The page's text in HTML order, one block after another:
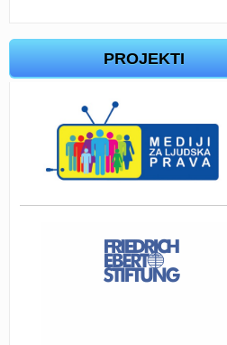
PROJEKTI